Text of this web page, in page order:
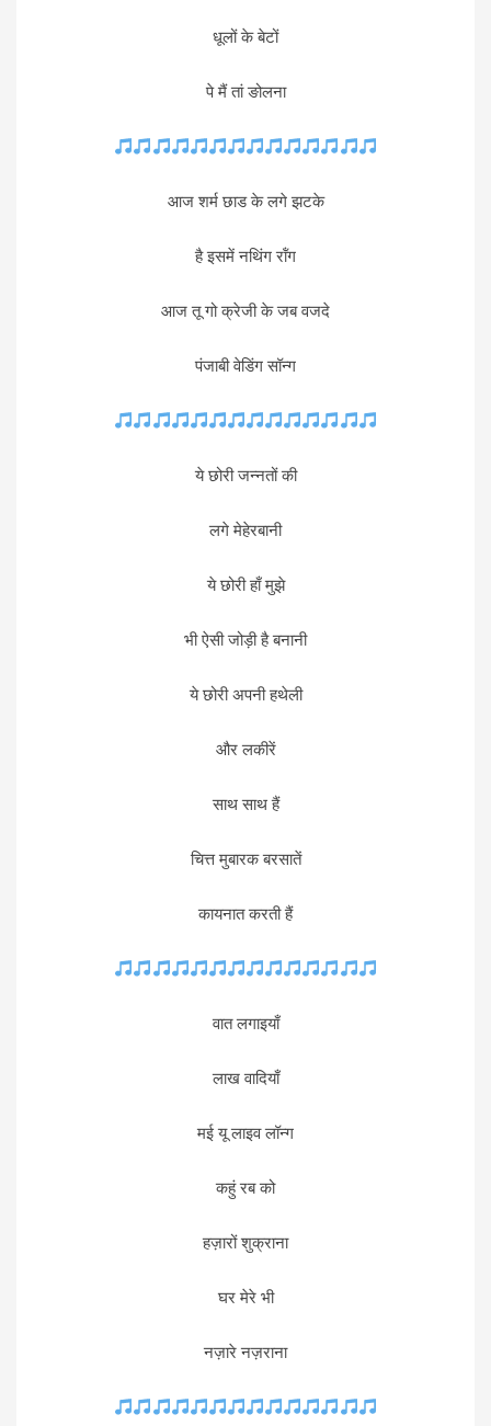
धूलों के बेटों
पे मैं तां ङोलना
आज शर्म छाड के लगे झटके
है इसमें नथिंग रॉंग
आज तू गो क्रेजी के जब वजदे
पंजाबी वेडिंग सॉन्ग
ये छोरी जन्नतों की
लगे मेहेरबानी
ये छोरी हाँ मुझे
भी ऐसी जोड़ी है बनानी
ये छोरी अपनी हथेली
और लकीरें
साथ साथ हैं
चित्त मुबारक बरसातें
कायनात करती हैं
वात लगाइयाँ
लाख वादियाँ
मई यू लाइव लॉन्ग
कहुं रब को
हज़ारों शुक्राना
घर मेरे भी
नज़ारे नज़राना